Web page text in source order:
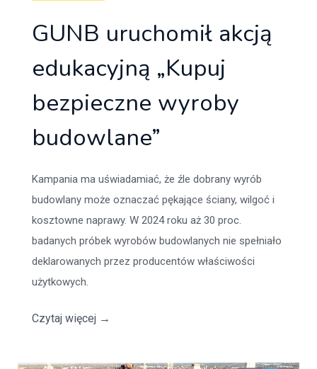
GUNB uruchomił akcją
edukacyjną „Kupuj
bezpieczne wyroby
budowlane”
Kampania ma uświadamiać, że źle dobrany wyrób
budowlany może oznaczać pękające ściany, wilgoć i
kosztowne naprawy. W 2024 roku aż 30 proc.
badanych próbek wyrobów budowlanych nie spełniało
deklarowanych przez producentów właściwości
użytkowych.
Czytaj więcej →